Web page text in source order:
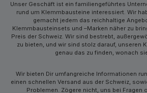
Unser Geschäft ist ein familiengeführtes
rund um Klemmbausteine interessiert. Wir
gemacht jedem das reichhaltige
Klemmbausteinsets und –Marken näher zu
Preis der Schweiz. Wir sind bestrebt,
zu bieten, und wir sind stolz darauf, unseren
genau das zu finden, wonach
Wir bieten Dir umfangreiche Informationen
einen schnellen Versand aus der Schweiz,
Problemen. Zögere nicht, uns bei Fragen